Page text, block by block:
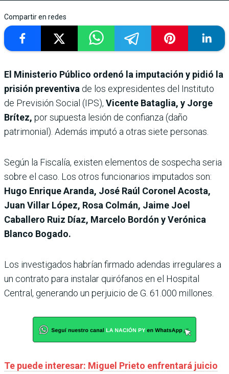
Compartir en redes
El Ministerio Público ordenó la imputación y pidió la
prisión preventiva de los expresidentes del Instituto
de Previsión Social (IPS), Vicente Bataglia, y Jorge
Brítez, por supuesta lesión de confianza (daño
patrimonial). Además imputó a otras siete personas.
Según la Fiscalía, existen elementos de sospecha seria
sobre el caso. Los otros funcionarios imputados son:
Hugo Enrique Aranda, José Raúl Coronel Acosta,
Juan Villar López, Rosa Colmán, Jaime Joel
Caballero Ruiz Díaz, Marcelo Bordón y Verónica
Blanco Bogado.
Los investigados habrían firmado adendas irregulares a
un contrato para instalar quirófanos en el Hospital
Central, generando un perjuicio de G. 61.000 millones.
Te puede interesar: Miguel Prieto enfrentará juicio